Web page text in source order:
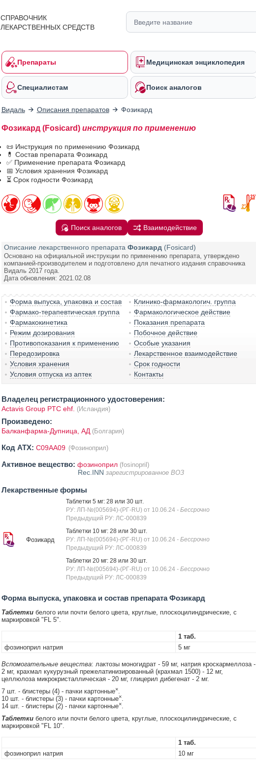
СПРАВОЧНИК
ЛЕКАРСТВЕННЫХ СРЕДСТВ
Препараты Медицинская энциклопедия
Специалистам Поиск аналогов
Видаль Описания препаратов Фозикард
Фозикард (Fosicard) инструкция по применению
📜 Инструкция по применению Фозикард
💊 Состав препарата Фозикард
✅ Применение препарата Фозикард
📅 Условия хранения Фозикард
⏳ Срок годности Фозикард
Поиск аналогов Взаимодействие
Описание лекарственного препарата Фозикард (Fosicard)
Основано на официальной инструкции по применению препарата, утверждено
компанией-производителем и подготовлено для печатного издания справочника
Видаль 2017 года.
Дата обновления: 2021.02.08
Форма выпуска, упаковка и состав
Клинико-фармакологич. группа
Фармако-терапевтическая группа
Фармакологическое действие
Фармакокинетика
Показания препарата
Режим дозирования
Побочное действие
Противопоказания к применению
Особые указания
Передозировка
Лекарственное взаимодействие
Условия хранения
Срок годности
Условия отпуска из аптек
Контакты
Владелец регистрационного удостоверения:
Actavis Group PTC ehf. (Исландия)
Произведено:
Балканфарма-Дупница, АД (Болгария)
Код ATX: C09AA09 (Фозиноприл)
Активное вещество: фозиноприл (fosinopril)
Rec.INN зарегистрированное ВОЗ
Лекарственные формы
Фозикард
Таблетки 5 мг: 28 или 30 шт.
РУ: ЛП-№(005694)-(РГ-RU) от 10.06.24 - Бессрочно
Предыдущий РУ: ЛС-000839
Таблетки 10 мг: 28 или 30 шт.
РУ: ЛП-№(005694)-(РГ-RU) от 10.06.24 - Бессрочно
Предыдущий РУ: ЛС-000839
Таблетки 20 мг: 28 или 30 шт.
РУ: ЛП-№(005694)-(РГ-RU) от 10.06.24 - Бессрочно
Предыдущий РУ: ЛС-000839
Форма выпуска, упаковка и состав препарата Фозикард
Таблеткибелого или почти белого цвета, круглые, плоскоцилиндрические, с
маркировкой "FL 5".
1 таб.
фозиноприл натрия
5 мг
Вспомогательные вещества: лактозы моногидрат - 59 мг, натрия кроскармеллоза -
2 мг, крахмал кукурузный прежелатинизированный (крахмал 1500) - 12 мг,
целлюлоза микрокристаллическая - 20 мг, глицерил дибегенат - 2 мг.
7 шт. - блистеры (4) - пачки картонные×.
10 шт. - блистеры (3) - пачки картонные×.
14 шт. - блистеры (2) - пачки картонные×.
Таблеткибелого или почти белого цвета, круглые, плоскоцилиндрические, с
маркировкой "FL 10".
1 таб.
фозиноприл натрия
10 мг